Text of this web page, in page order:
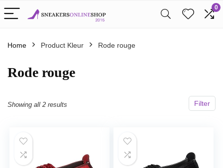
0
Home Product Kleur Rode rouge
Rode rouge
Filter
Showing all 2 results